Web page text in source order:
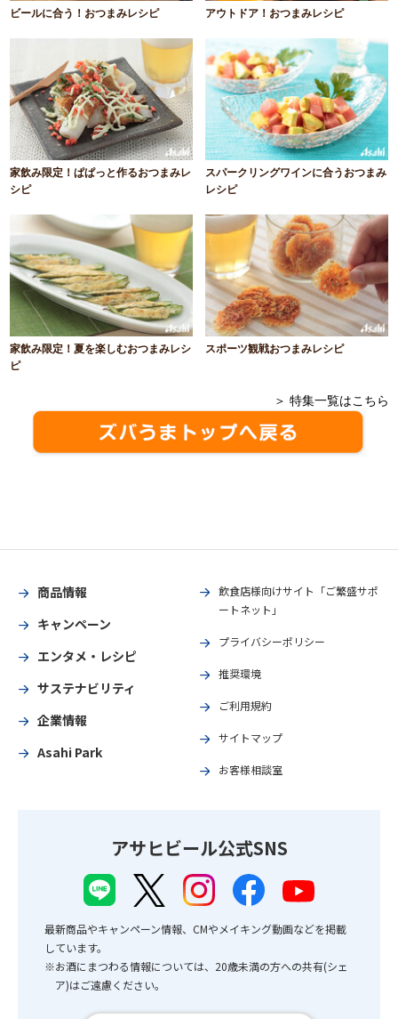
ビールに合う！おつまみレシピ アウトドア！おつまみレシピ
家飲み限定！ぱぱっと作るおつまみレ
シピ
スパークリングワインに合うおつまみ
レシピ
家飲み限定！夏を楽しむおつまみレシ
ピ
スポーツ観戦おつまみレシピ
＞ 特集一覧はこちら
商品情報
キャンペーン
エンタメ・レシピ
サステナビリティ
企業情報
Asahi Park
飲食店様向けサイト「ご繁盛サポ
ートネット」
プライバシーポリシー
推奨環境
ご利用規約
サイトマップ
お客様相談室
アサヒビール公式SNS
最新商品やキャンペーン情報、CMやメイキング動画などを掲載
しています。
※お酒にまつわる情報については、20歳未満の方への共有(シェ
ア)はご遠慮ください。